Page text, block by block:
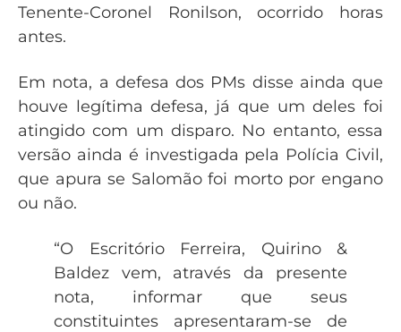
Tenente-Coronel Ronilson, ocorrido horas
antes.
Em nota, a defesa dos PMs disse ainda que
houve legítima defesa, já que um deles foi
atingido com um disparo. No entanto, essa
versão ainda é investigada pela Polícia Civil,
que apura se Salomão foi morto por engano
ou não.
“O Escritório Ferreira, Quirino &
Baldez vem, através da presente
nota, informar que seus
constituintes apresentaram-se de